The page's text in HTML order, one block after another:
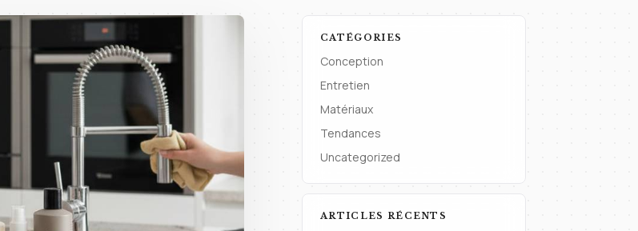
CATÉGORIES
Conception
Entretien
Matériaux
Tendances
Uncategorized
ARTICLES RÉCENTS